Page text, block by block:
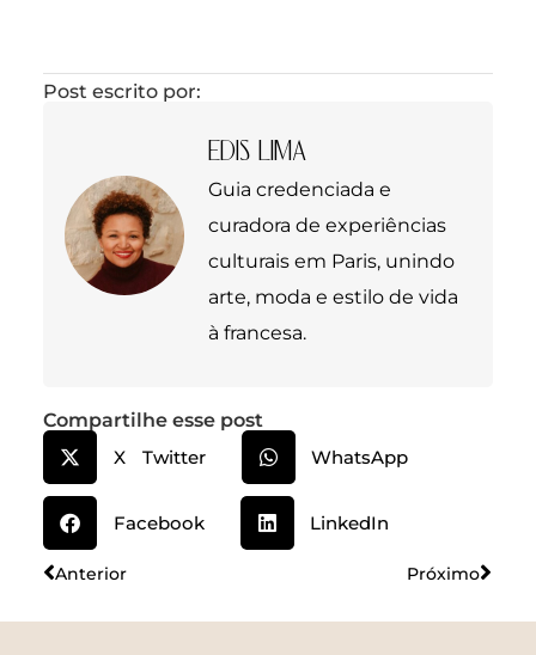
Post escrito por:
EDIS LIMA
Guia credenciada e
curadora de experiências
culturais em Paris, unindo
arte, moda e estilo de vida
à francesa.
Compartilhe esse post
X Twitter
WhatsApp
Facebook LinkedIn
Anterior Próximo